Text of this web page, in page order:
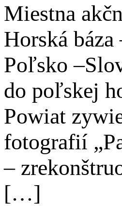
Miestna
Horská
Poľsko
do poľskej
Powiat
fotografií
–
[…]